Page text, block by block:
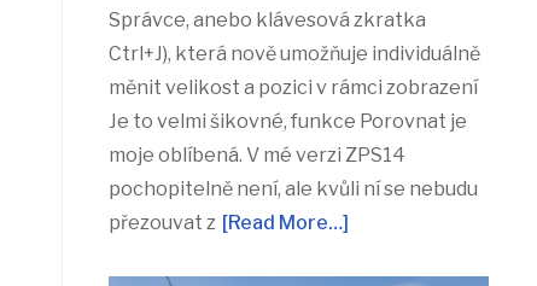
Správce, anebo klávesová zkratka
Ctrl+J), která nově umožňuje individuálně
měnit velikost a pozici v rámci zobrazení
Je to velmi šikovné, funkce Porovnat je
moje oblíbená. V mé verzi ZPS14
pochopitelně není, ale kvůli ní se nebudu
přezouvat z [Read More…]